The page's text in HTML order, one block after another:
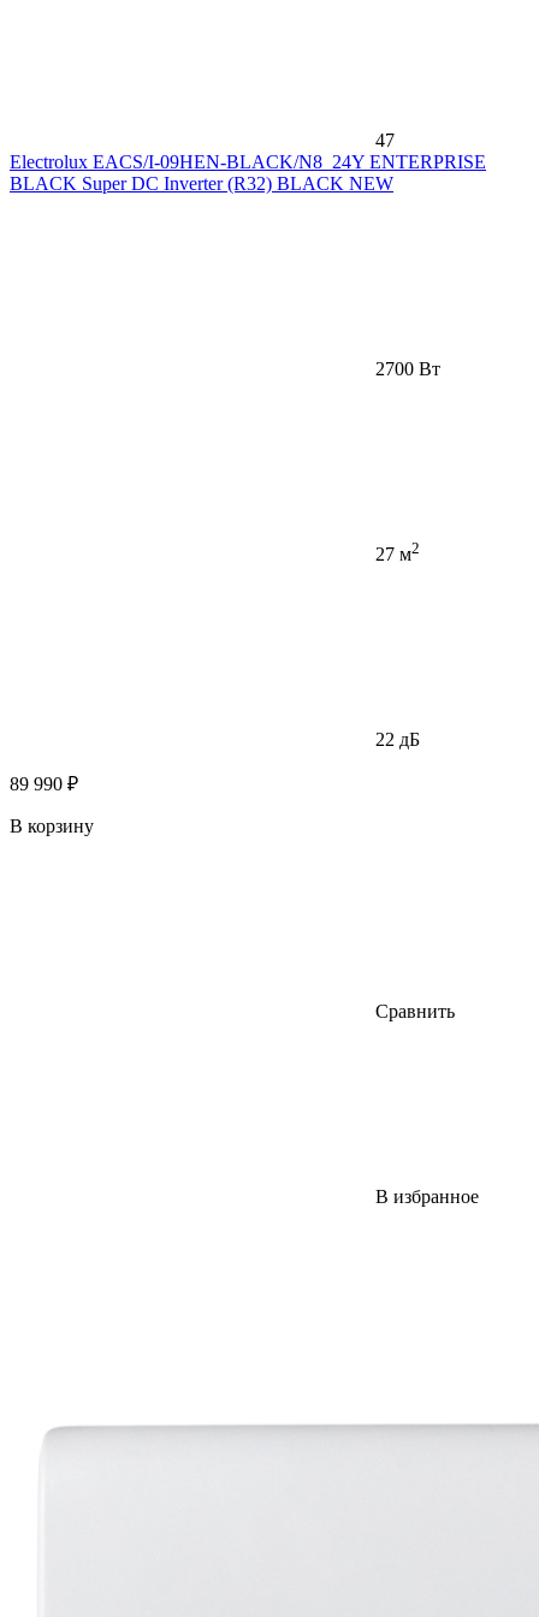
47
Electrolux EACS/I-09HEN-BLACK/N8_24Y ENTERPRISE
BLACK Super DC Inverter (R32) BLACK NEW
2700 Вт
27 м2
22 дБ
89 990 ₽
В корзину
Сравнить
В избранное